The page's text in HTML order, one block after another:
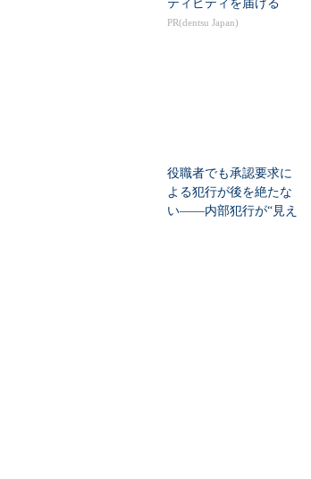
ティビティを届ける
PR(dentsu Japan)
役職者でも承認要求に
よる犯行が後を絶たな
い――内部犯行が“見え